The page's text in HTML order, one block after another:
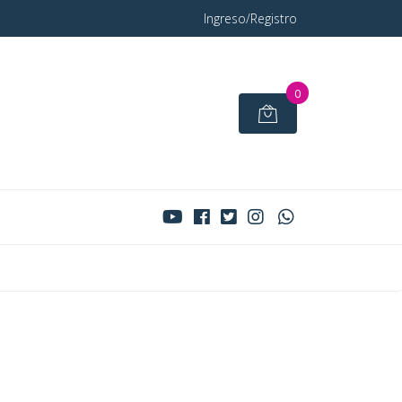
Ingreso/Registro
0